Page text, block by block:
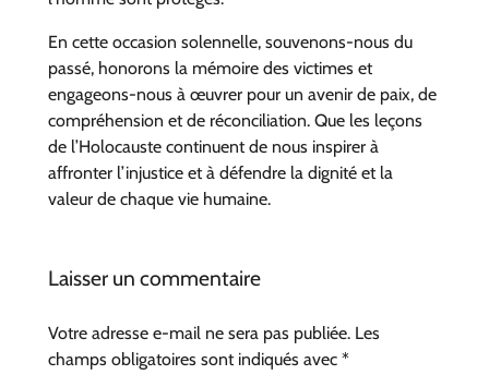
En cette occasion solennelle, souvenons-nous du
passé, honorons la mémoire des victimes et
engageons-nous à œuvrer pour un avenir de paix, de
compréhension et de réconciliation. Que les leçons
de l’Holocauste continuent de nous inspirer à
affronter l’injustice et à défendre la dignité et la
valeur de chaque vie humaine.
Laisser un commentaire
Votre adresse e-mail ne sera pas publiée. Les
champs obligatoires sont indiqués avec *